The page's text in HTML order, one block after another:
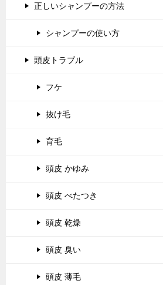
正しいシャンプーの方法
シャンプーの使い方
頭皮トラブル
フケ
抜け毛
育毛
頭皮 かゆみ
頭皮 べたつき
頭皮 乾燥
頭皮 臭い
頭皮 薄毛